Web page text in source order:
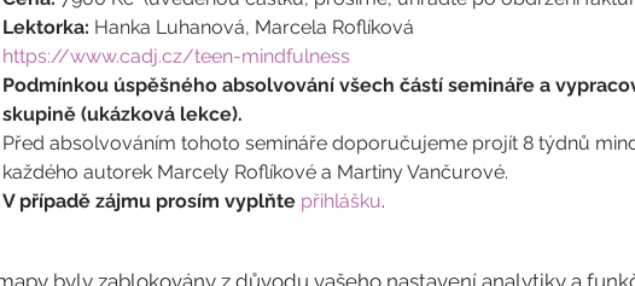
Lektorka: Hanka Luhanová, Marcela Roflíková
https://www.cadj.cz/teen-mindfulness
Podmínkou úspěšného absolvování všech částí semináře a
skupině (ukázková lekce).
Před absolvováním tohoto semináře doporučujeme projít 8 týdnů
každého autorek Marcely Roflíkové a Martiny Vančurové.
V případě zájmu prosím vyplňte přihlášku.
byly zablokovány z důvodu vašeho nastavení analytiky a